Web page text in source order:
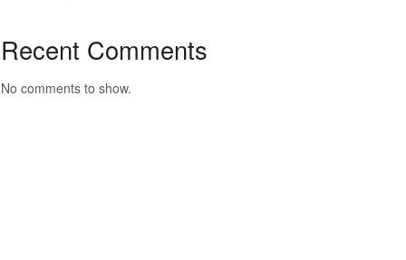
Recent Comments
No comments to show.